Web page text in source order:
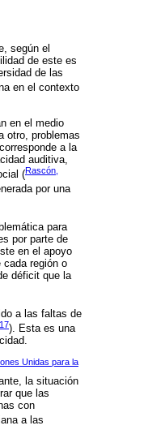
según el
de este es
de las
en el contexto
en el medio
otro, problemas
a la
auditiva,
(Rascón,
por una
para
por parte de
en el apoyo
región o
déficit que la
a las faltas de
). Esta es una
Unidas para la
la situación
que las
con
a las